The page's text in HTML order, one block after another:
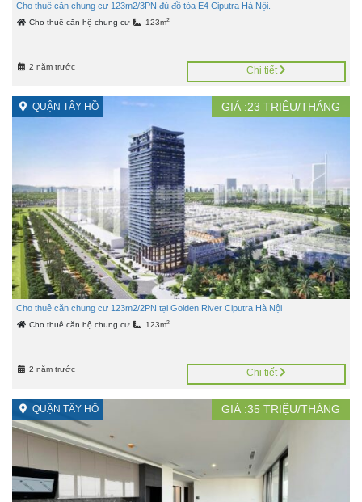
Cho thuê căn chung cư 123m2/3PN đủ đồ tòa E4 Ciputra Hà Nội.
Cho thuê căn hộ chung cư 123m2
2 năm trước Chi tiết
QUẬN TÂY HỒ GIÁ :23 TRIỆU/THÁNG
Cho thuê căn chung cư 123m2/2PN tại Golden River Ciputra Hà Nội
Cho thuê căn hộ chung cư 123m2
2 năm trước Chi tiết
QUẬN TÂY HỒ GIÁ :35 TRIỆU/THÁNG